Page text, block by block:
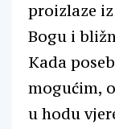
proizlaze
Bogu i
Kada
mogućim,
u hodu